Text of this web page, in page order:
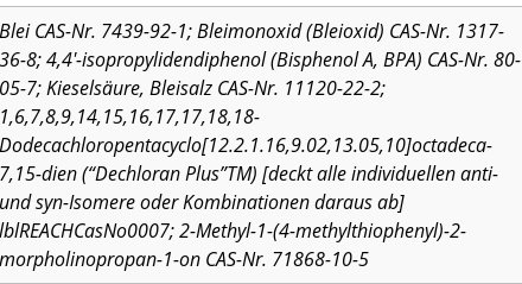
Blei CAS-Nr. 7439-92-1; Bleimonoxid (Bleioxid) CAS-Nr. 1317-
36-8; 4,4′-isopropylidendiphenol (Bisphenol A, BPA) CAS-Nr. 80-
05-7; Kieselsäure, Bleisalz CAS-Nr. 11120-22-2;
1,6,7,8,9,14,15,16,17,17,18,18-
Dodecachloropentacyclo[12.2.1.16,9.02,13.05,10]octadeca-
7,15-dien (“Dechloran Plus”TM) [deckt alle individuellen anti-
und syn-Isomere oder Kombinationen daraus ab]
lblREACHCasNo0007; 2-Methyl-1-(4-methylthiophenyl)-2-
morpholinopropan-1-on CAS-Nr. 71868-10-5